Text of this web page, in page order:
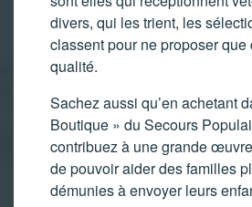
divers, qui les trient, les
classent pour ne proposer
qualité.
Sachez aussi qu’en achetant
Boutique » du Secours
contribuez à une grande
de pouvoir aider des familles
démunies à envoyer leurs